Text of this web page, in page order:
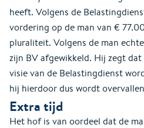
heeft. Volgens de
vordering op de man van €
pluraliteit. Volgens de man
zijn BV afgewikkeld. Hij zegt
visie van de Belastingdienst
hij hierdoor dus wordt
Extra tijd
Het hof is van oordeel dat de